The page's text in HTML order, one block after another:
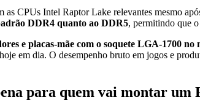
as CPUs Intel Raptor Lake relevantes mesmo
DDR4 quanto ao DDR5, permitindo que
e placas-mãe com o soquete LGA-1700 no
em dia. O desempenho bruto em jogos e
para quem vai montar um